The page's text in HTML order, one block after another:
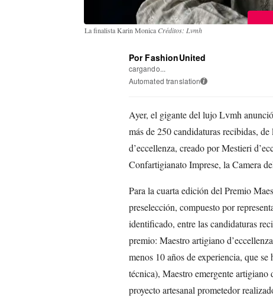
La finalista Karin Monica Créditos: Lvmh
Por FashionUnited
cargando...
Automated translation i
Ayer, el gigante del lujo Lvmh
más de 250 candidaturas recibidas,
d’eccellenza, creado por Mestieri
Confartigianato Imprese, la Camera
Para la cuarta edición del Premio
preselección, compuesto por
identificado, entre las candidaturas
premio: Maestro artigiano
menos 10 años de experiencia, que
técnica), Maestro emergente artigiano
proyecto artesanal prometedor